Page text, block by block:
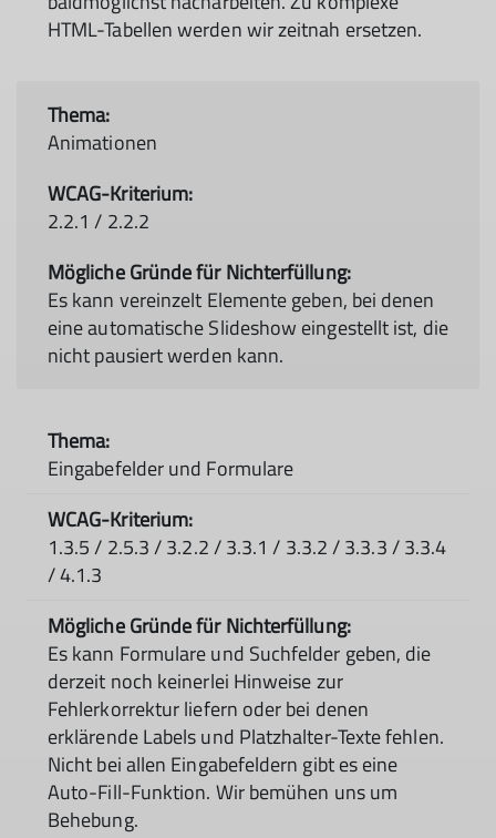
HTML-Tabellen werden wir zeitnah ersetzen.
Animationen
2.2.1 / 2.2.2
Es kann vereinzelt Elemente geben, bei denen
eine automatische Slideshow eingestellt ist, die
nicht pausiert werden kann.
Eingabefelder und Formulare
1.3.5 / 2.5.3 / 3.2.2 / 3.3.1 / 3.3.2 / 3.3.3 / 3.3.4
/ 4.1.3
Es kann Formulare und Suchfelder geben, die
derzeit noch keinerlei Hinweise zur
Fehlerkorrektur liefern oder bei denen
erklärende Labels und Platzhalter-Texte fehlen.
Nicht bei allen Eingabefeldern gibt es eine
Auto-Fill-Funktion. Wir bemühen uns um
Behebung.